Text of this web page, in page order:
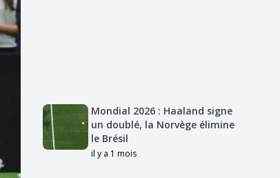
Mondial 2026 : Haaland signe
un doublé, la Norvège élimine
le Brésil
il y a 1 mois